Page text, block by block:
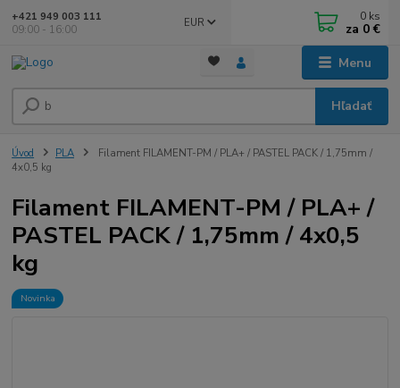
Menu
EUR
Hľadať
+421 949 003 111
09:00 - 16:00
0 ks
za 0 €
Úvod PLA
Filament FILAMENT-PM / PLA+ / PASTEL PACK / 1,75mm /
4x0,5 kg
Filament FILAMENT-PM / PLA+ /
PASTEL PACK / 1,75mm / 4x0,5
kg
Novinka